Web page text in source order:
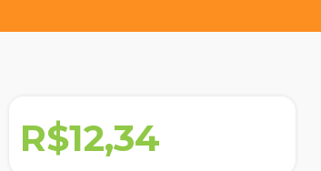
R$12,34